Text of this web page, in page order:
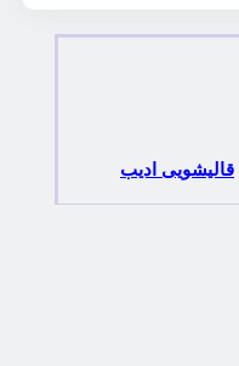
قالیشویی ادیب